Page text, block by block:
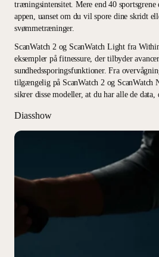
træningsintensitet. Mere end 40
appen, uanset om du vil spore dine skridt
svømmetræninger.
ScanWatch 2 og ScanWatch Light fra
eksempler på fitnessure, der tilbyder
sundhedssporingsfunktioner. Fra
tilgængelig på ScanWatch 2 og ScanWatch
sikrer disse modeller, at du har alle de
Diasshow